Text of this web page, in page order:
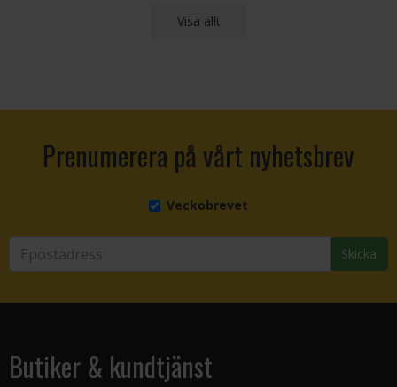
Visa allt
Prenumerera på vårt nyhetsbrev
Veckobrevet
Skicka
Butiker & kundtjänst